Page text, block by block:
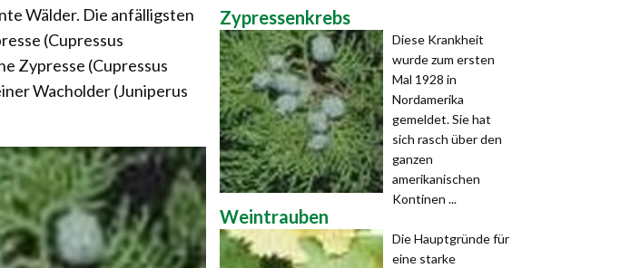
Wälder. Die anfälligsten
(Cupressus
Zypresse (Cupressus
Wacholder (Juniperus
Zypressenkrebs
Diese Krankheit
wurde zum ersten
Mal 1928 in
Nordamerika
gemeldet. Sie hat
sich rasch über den
ganzen
amerikanischen
Kontinen ...
Weintrauben
Die Hauptgründe für
eine starke